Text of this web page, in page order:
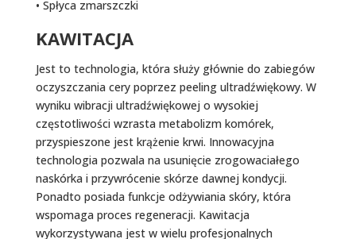
• Spłyca zmarszczki
KAWITACJA
Jest to technologia, która służy głównie do zabiegów
oczyszczania cery poprzez peeling ultradźwiękowy. W
wyniku wibracji ultradźwiękowej o wysokiej
częstotliwości wzrasta metabolizm komórek,
przyspieszone jest krążenie krwi. Innowacyjna
technologia pozwala na usunięcie zrogowaciałego
naskórka i przywrócenie skórze dawnej kondycji.
Ponadto posiada funkcje odżywiania skóry, która
wspomaga proces regeneracji. Kawitacja
wykorzystywana jest w wielu profesjonalnych